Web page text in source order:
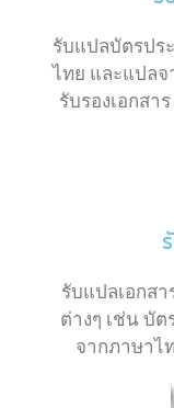
รับแปลบัตรปร
ไทย และแปลจ
รับรองเอกสา
รับแปลเอกส
ต่างๆ เช่น บั
จากภาษาไ